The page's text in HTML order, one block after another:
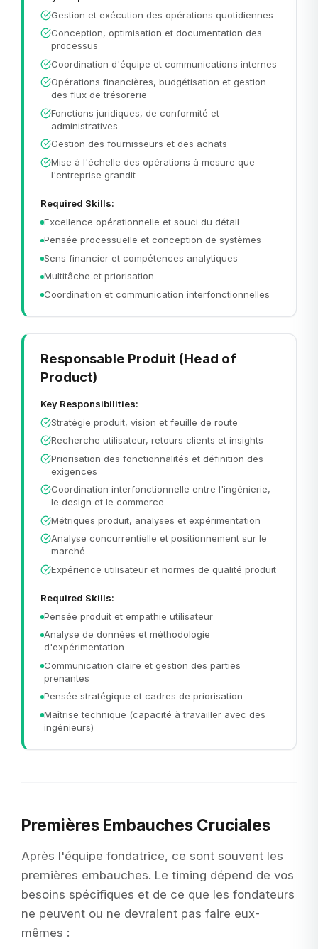
Gestion et exécution des opérations quotidiennes
Conception, optimisation et documentation des
processus
Coordination d'équipe et communications internes
Opérations financières, budgétisation et gestion
des flux de trésorerie
Fonctions juridiques, de conformité et
administratives
Gestion des fournisseurs et des achats
Mise à l'échelle des opérations à mesure que
l'entreprise grandit
Required Skills:
Excellence opérationnelle et souci du détail
Pensée processuelle et conception de systèmes
Sens financier et compétences analytiques
Multitâche et priorisation
Coordination et communication interfonctionnelles
Responsable Produit (Head of
Product)
Key Responsibilities:
Stratégie produit, vision et feuille de route
Recherche utilisateur, retours clients et insights
Priorisation des fonctionnalités et définition des
exigences
Coordination interfonctionnelle entre l'ingénierie,
le design et le commerce
Métriques produit, analyses et expérimentation
Analyse concurrentielle et positionnement sur le
marché
Expérience utilisateur et normes de qualité produit
Required Skills:
Pensée produit et empathie utilisateur
Analyse de données et méthodologie
d'expérimentation
Communication claire et gestion des parties
prenantes
Pensée stratégique et cadres de priorisation
Maîtrise technique (capacité à travailler avec des
ingénieurs)
Premières Embauches Cruciales
Après l'équipe fondatrice, ce sont souvent les
premières embauches. Le timing dépend de vos
besoins spécifiques et de ce que les fondateurs
ne peuvent ou ne devraient pas faire eux-
mêmes :